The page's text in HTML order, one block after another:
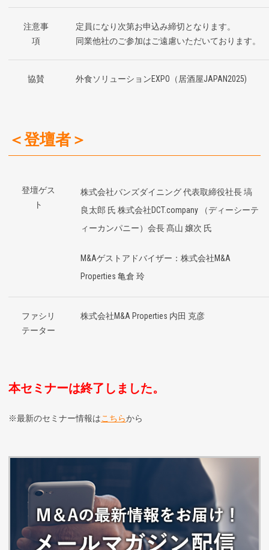
注意事
項
定員になり次第お申込み締切となります。
同業他社のご参加はご遠慮いただいております。
協賛 外食ソリューションEXPO（居酒屋JAPAN2025)
＜登壇者＞
登壇ゲス
ト
株式会社バンズダイニング 代表取締役社長 塙
良太郎 氏 株式会社DCT.company （ディーシーテ
ィーカンパニー）会長 髙山 嬢次 氏
M&Aゲストアドバイザー：株式会社M&A
Properties 亀倉 玲
ファシリ
テーター
株式会社M&A Properties 内田 克彦
本セミナーは終了しました。
※最新のセミナー情報はこちらから